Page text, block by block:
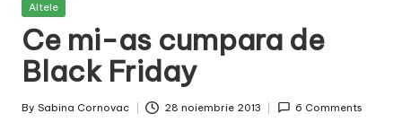
a
C
o
r
-
Posted
Altele
Ce mi-as cumpara de
Black Friday
Posted
By Sabina Cornovac 28 noiembrie 2013 6 Comments